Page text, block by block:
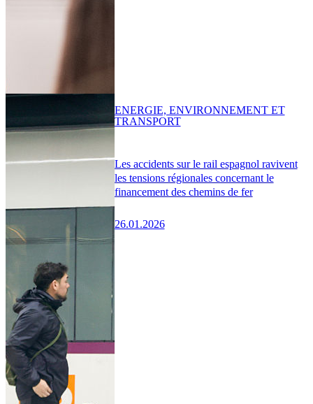
Les accidents sur le rail espagnol ravivent
les tensions régionales concernant le
financement des chemins de fer
26.01.2026
ENERGIE, ENVIRONNEMENT ET
TRANSPORT